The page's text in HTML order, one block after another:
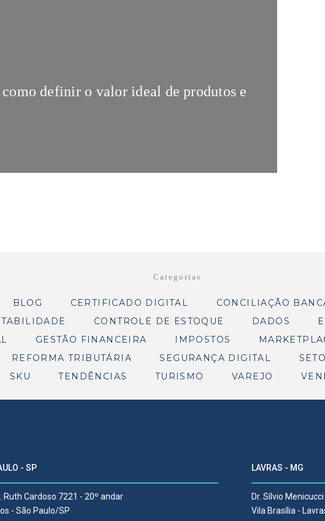
definir o valor ideal de produtos e
Categorias
BLOG CERTIFICADO DIGITAL CONCILIAÇÃO
CONTROLE DE ESTOQUE DADOS
GESTÃO FINANCEIRA IMPOSTOS
REFORMA TRIBUTÁRIA SEGURANÇA DIGITAL
SKU
TENDÊNCIAS TURISMO VAREJO
- SP
Ruth Cardoso 7221 - 20º andar
- São Paulo/SP
LAVRAS - MG
Dr. Sílvio
Vila Brasília -